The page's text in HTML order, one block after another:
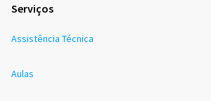
Serviços
Assistência Técnica
Aulas